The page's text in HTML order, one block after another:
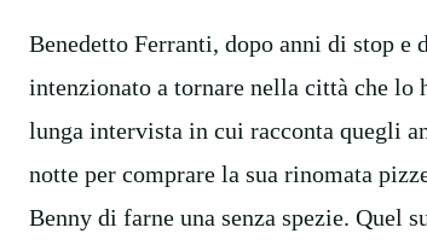
Benedetto Ferranti, dopo anni di stop
intenzionato a tornare nella città che lo
lunga intervista in cui racconta quegli
notte per comprare la sua rinomata
Benny di farne una senza spezie. Quel